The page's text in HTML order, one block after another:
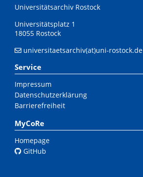
Universitätsarchiv Rostock
Universitätsplatz 1
18055 Rostock
universitaetsarchiv(at)uni-rostock.de
Service
Impressum
Datenschutzerklärung
Barrierefreiheit
MyCoRe
Homepage
GitHub